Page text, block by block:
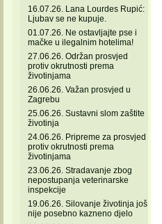
16.07.26. Lana Lourdes Rupić:
Ljubav se ne kupuje.
01.07.26. Ne ostavljajte pse i
mačke u ilegalnim hotelima!
27.06.26. Održan prosvjed
protiv okrutnosti prema
životinjama
26.06.26. Važan prosvjed u
Zagrebu
25.06.26. Sustavni slom zaštite
životinja
24.06.26. Pripreme za prosvjed
protiv okrutnosti prema
životinjama
23.06.26. Stradavanje zbog
nepostupanja veterinarske
inspekcije
19.06.26. Silovanje životinja još
nije posebno kazneno djelo